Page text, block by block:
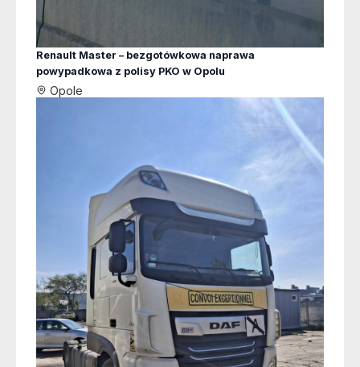
Renault Master – bezgotówkowa naprawa
powypadkowa z polisy PKO w Opolu
Opole